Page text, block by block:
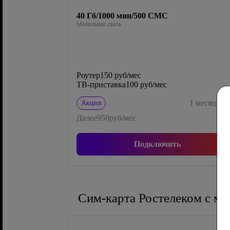
40 Гб/1000 мин/500 СМС
Мобильная связь
Роутер150 руб/мес
ТВ-приставка100 руб/мес
Акция 1 месяца
Далее950руб/мес
Подключить
Сим-карта Ростелеком с